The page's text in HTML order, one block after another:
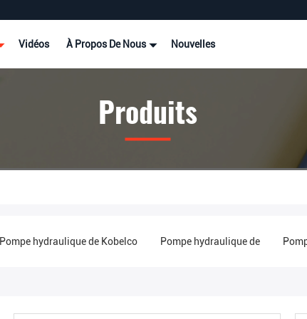
Vidéos À Propos De Nous Nouvelles
Produits
Pompe hydraulique de Kobelco Pompe hydraulique de